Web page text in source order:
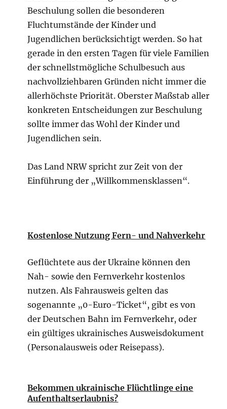
Beschulung sollen die besonderen
Fluchtumstände der Kinder und
Jugendlichen berücksichtigt werden. So hat
gerade in den ersten Tagen für viele Familien
der schnellstmögliche Schulbesuch aus
nachvollziehbaren Gründen nicht immer die
allerhöchste Priorität. Oberster Maßstab aller
konkreten Entscheidungen zur Beschulung
sollte immer das Wohl der Kinder und
Jugendlichen sein.
Das Land NRW spricht zur Zeit von der
Einführung der „Willkommensklassen“.
Kostenlose Nutzung Fern- und Nahverkehr
Geflüchtete aus der Ukraine können den
Nah- sowie den Fernverkehr kostenlos
nutzen. Als Fahrausweis gelten das
sogenannte „0-Euro-Ticket“, gibt es von
der Deutschen Bahn im Fernverkehr, oder
ein gültiges ukrainisches Ausweisdokument
(Personalausweis oder Reisepass).
Bekommen ukrainische Flüchtlinge eine
Aufenthaltserlaubnis?